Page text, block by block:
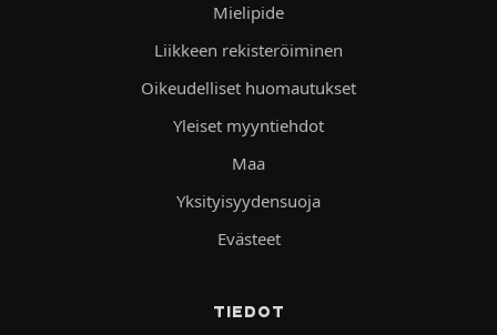
Mielipide
Liikkeen rekisteröiminen
Oikeudelliset huomautukset
Yleiset myyntiehdot
Maa
Yksityisyydensuoja
Evästeet
TIEDOT